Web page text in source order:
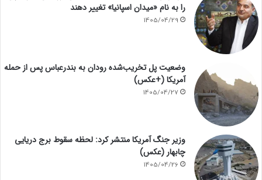
را به نام «میدان اسپانیا» تغییر دهند
1405/04/29
وضعیت پل تخریب‌شده رودان به بندرعباس پس از حمله
آمریکا (+عکس)
1405/04/27
وزیر جنگ آمریکا منتشر کرد: لحظه سقوط برج دریایی
چابهار (عکس)
1405/04/26